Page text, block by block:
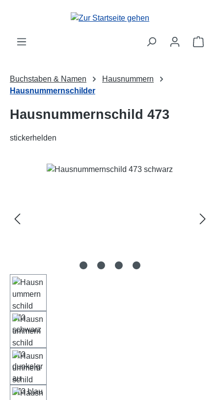
Zum Hauptinhalt springen
Buchstaben & Namen
Hausnummern
Hausnummernschilder
Hausnummernschild 473
stickerhelden
Bildergalerie überspringen